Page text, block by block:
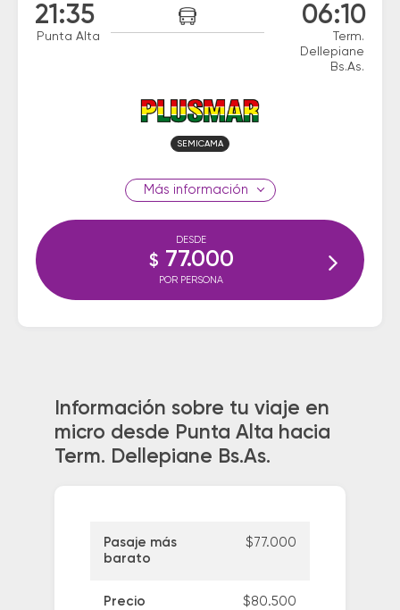
21:35
Punta Alta
06:10
Term.
Dellepiane
Bs.As.
SEMICAMA
información
DESDE
$ 77.000
POR PERSONA
Información sobre tu viaje en
micro desde Punta Alta hacia
Term. Dellepiane Bs.As.
Pasaje más
barato
$77.000
Precio
$80.500